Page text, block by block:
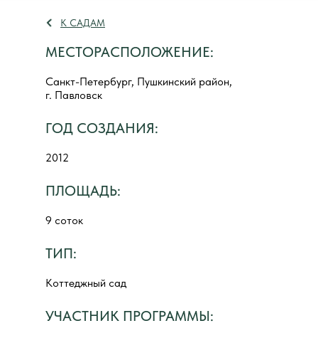
Санкт-Петербург, Пушкинский район,
г. Павловск
9 соток
2012
МЕСТОРАСПОЛОЖЕНИЕ:
ПЛОЩАДЬ:
ГОД СОЗДАНИЯ:
ТИП:
УЧАСТНИК ПРОГРАММЫ:
Коттеджный сад
К САДАМ